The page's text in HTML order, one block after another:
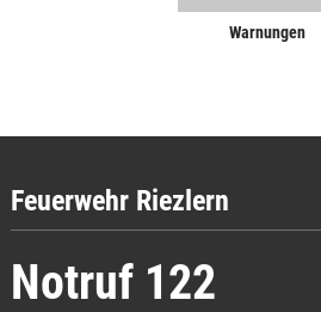
Warnungen
Feuerwehr Riezlern
Notruf 122